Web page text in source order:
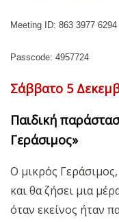
Meeting ID: 863 3977 6294
Passcode: 4957724
Σάββατο 5
Παιδική
Γεράσιμος»
Ο μικρός
και θα ζήσει μια
όταν εκείνος ήταν